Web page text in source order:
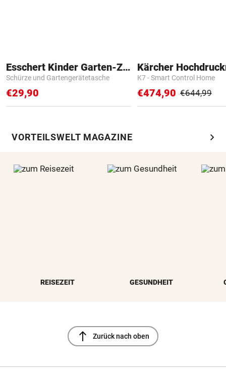
Esschert Kinder Garten-Zubehör
Schürze und Gartengerätetasche
€29,90
Kärcher
K7 - Smart Control Home
€474,90 €644,99
VORTEILSWELT MAGAZINE chevron_right
REISEZEIT GESUNDHEIT
north Zurück nach oben